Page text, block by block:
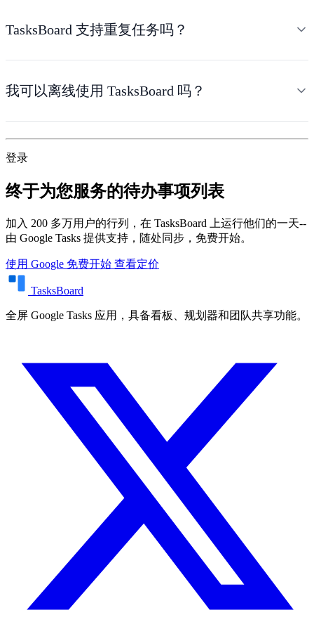
TasksBoard 支持重复任务吗？
我可以离线使用 TasksBoard 吗？
登录
终于为您服务的待办事项列表
加入 200 多万用户的行列，在 TasksBoard 上运行他们的一天--
由 Google Tasks 提供支持，随处同步，免费开始。
使用 Google 免费开始 查看定价
TasksBoard
全屏 Google Tasks 应用，具备看板、规划器和团队共享功能。